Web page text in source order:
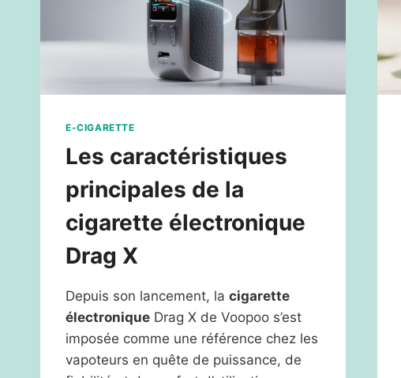
E-CIGARETTE
Les caractéristiques
principales de la
cigarette électronique
Drag X
Depuis son lancement, la cigarette
électronique Drag X de Voopoo s’est
imposée comme une référence chez les
vapoteurs en quête de puissance, de